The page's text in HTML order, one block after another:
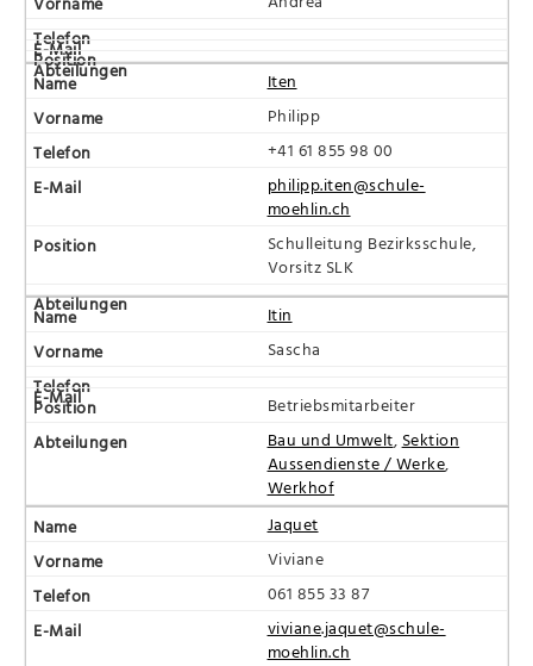
Iten
Philipp
+41 61 855 98 00
philipp.iten@schule-
moehlin.ch
Schulleitung Bezirksschule,
Vorsitz SLK
Itin
Sascha
Betriebsmitarbeiter
Bau und Umwelt, Sektion
Aussendienste / Werke,
Werkhof
Jaquet
Viviane
061 855 33 87
viviane.jaquet@schule-
moehlin.ch